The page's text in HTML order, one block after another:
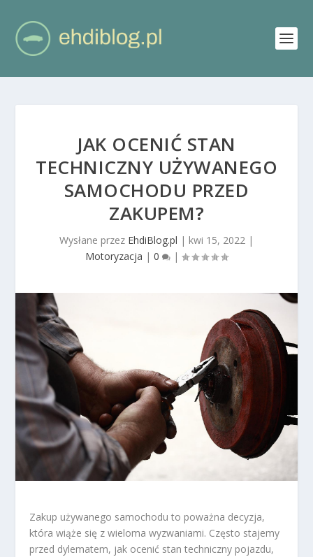
JAK OCENIĆ STAN
TECHNICZNY UŻYWANEGO
SAMOCHODU PRZED
ZAKUPEM?
Wysłane przez EhdiBlog.pl | kwi 15, 2022 |
Motoryzacja | 0 |
Zakup używanego samochodu to poważna decyzja,
która wiąże się z wieloma wyzwaniami. Często stajemy
przed dylematem, jak ocenić stan techniczny pojazdu,